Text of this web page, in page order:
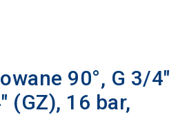
90°, G 3/4"
(GZ), 16 bar,